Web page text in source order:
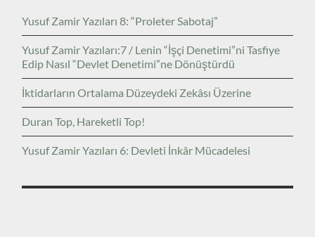
Yusuf Zamir Yazıları 8: “Proleter Sabotaj”
Yusuf Zamir Yazıları:7 / Lenin “İşçi Denetimi”ni Tasfiye
Edip Nasıl “Devlet Denetimi”ne Dönüştürdü
İktidarların Ortalama Düzeydeki Zekâsı Üzerine
Duran Top, Hareketli Top!
Yusuf Zamir Yazıları 6: Devleti İnkâr Mücadelesi